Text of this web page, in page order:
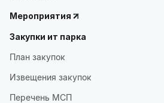
Мероприятия
Закупки ит парка
План закупок
Извещения закупок
Перечень МСП